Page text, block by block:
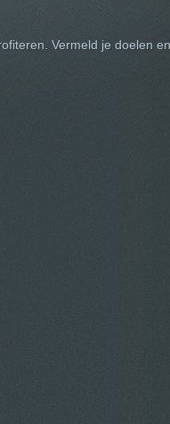
Vermeld je doelen